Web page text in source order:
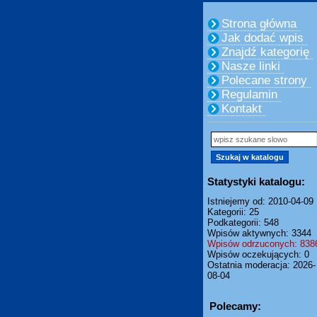
Strona główna
Jak dodać wpis
Znajdź kategorię
Nasze linki
Polecane strony
Regulamin
Kontakt
Statystyki katalogu:
Istniejemy od: 2010-04-09
Kategorii: 25
Podkategorii: 548
Wpisów aktywnych: 3344
Wpisów odrzuconych:
Wpisów oczekujących: 0
Ostatnia moderacja: 2026-
08-04
Polecamy: